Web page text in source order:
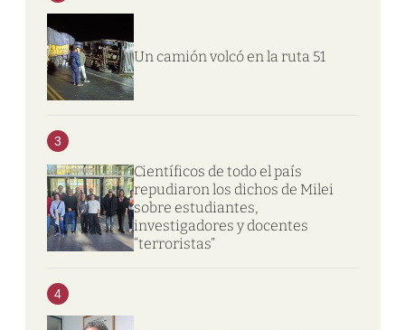
Un camión volcó en la ruta 51
3
Científicos de todo el país
repudiaron los dichos de Milei
sobre estudiantes,
investigadores y docentes
“terroristas”
4